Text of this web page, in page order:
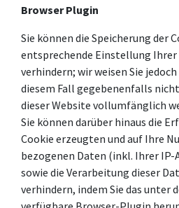
Browser Plugin
Sie können die Speicherung der
entsprechende Einstellung
verhindern; wir weisen Sie
diesem Fall gegebenenfalls
dieser Website vollumfänglich
Sie können darüber hinaus die
Cookie erzeugten und auf Ihre
bezogenen Daten (inkl. Ihrer IP-
sowie die Verarbeitung dieser
verhindern, indem Sie das unter